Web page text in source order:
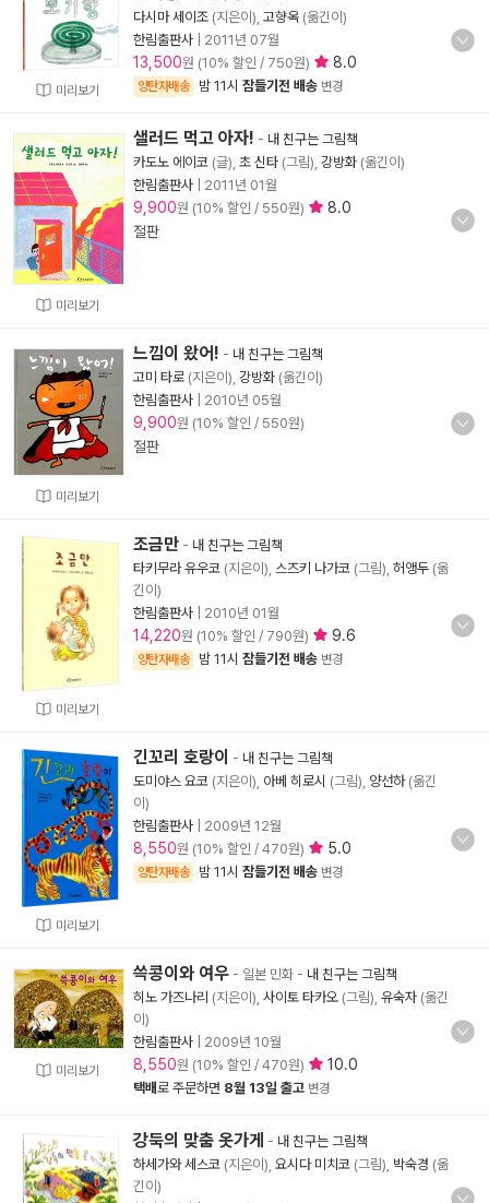
미리보기
다시마 세이조 (지은이), 고향옥 (옮긴이)
한림출판사
2011년 07월
13,500원 (10% 할인 / 750원) 8.0
양탄자배송 밤 11시 잠들기전 배송 변경
미리보기
샐러드 먹고 아자! - 내 친구는 그림책
카도노 에이코 (글), 초 신타 (그림), 강방화 (옮긴이)
한림출판사
2011년 01월
9,900원 (10% 할인 / 550원)
8.0
절판
미리보기
느낌이 왔어! - 내 친구는 그림책
고미 타로 (지은이), 강방화 (옮긴이)
한림출판사
2010년 05월
9,900원 (10% 할인 / 550원)
절판
미리보기
조금만 - 내 친구는 그림책
타키무라 유우코 (지은이), 스즈키 나가코 (그림), 허앵두 (옮
긴이)
한림출판사
2010년 01월
14,220원 (10% 할인 / 790원) 9.6
양탄자배송 밤 11시 잠들기전 배송 변경
미리보기
긴꼬리 호랑이 - 내 친구는 그림책
도미야스 요코 (지은이), 아베 히로시 (그림), 양선하(옮긴
이)
한림출판사
2009년 12월
8,550원 (10% 할인 / 470원) 5.0
양탄자배송 밤 11시 잠들기전 배송 변경
미리보기
쓱콩이와 여우 - 일본 민화 - 내 친구는 그림책
히노 가즈나리 (지은이), 사이토 타카오 (그림), 유숙자 (옮긴
이)
한림출판사
2009년 10월
8,550원 (10% 할인 / 470원) 10.0
택배로 주문하면 8월 13일 출고 변경
강둑의 맞춤 옷가게 - 내 친구는 그림책
하세가와 세스코 (지은이), 요시다 미치코 (그림), 박숙경 (옮
긴이)